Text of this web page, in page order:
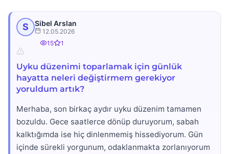
S Sibel Arslan
12.05.2026
15
1
Uyku düzenimi toparlamak için günlük
hayatta neleri değiştirmem gerekiyor
yoruldum artık?
Merhaba, son birkaç aydır uyku düzenim tamamen
bozuldu. Gece saatlerce dönüp duruyorum, sabah
kalktığımda ise hiç dinlenmemiş hissediyorum. Gün
içinde sürekli yorgunum, odaklanmakta zorlanıyorum